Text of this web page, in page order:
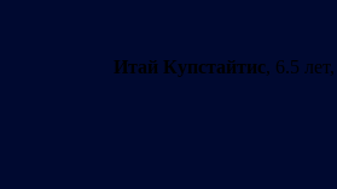
Итай Купстайтис, 6.5